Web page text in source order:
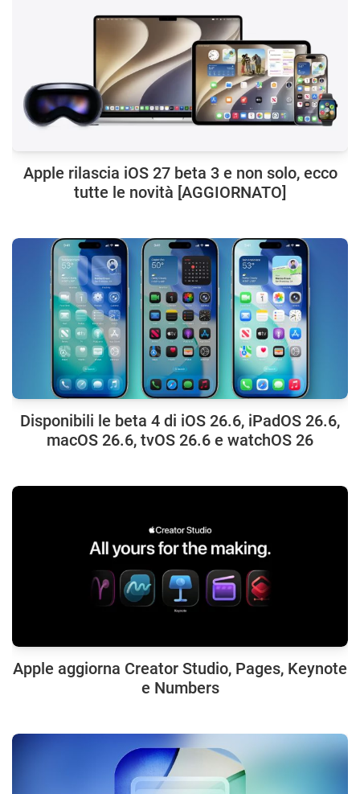
Apple rilascia iOS 27 beta 3 e non solo, ecco
tutte le novità [AGGIORNATO]
Disponibili le beta 4 di iOS 26.6, iPadOS 26.6,
macOS 26.6, tvOS 26.6 e watchOS 26
Apple aggiorna Creator Studio, Pages, Keynote
e Numbers